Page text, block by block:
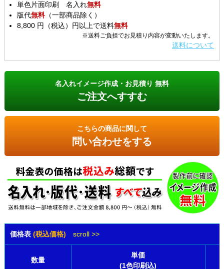
単色片面印刷 名入れ無料
版代無料（一部商品除く）
8,800 円（税込）円以上で送料無料
※送料ご負担でお見積り内容が変動いたします。
送料について
名入れイメージ作成・お見積り 無料
ご注文へすすむ
こちらの商品に関して
問い合わせをする
価格表 (税込価格) scroll >>
数量
単価
(1色印刷込)